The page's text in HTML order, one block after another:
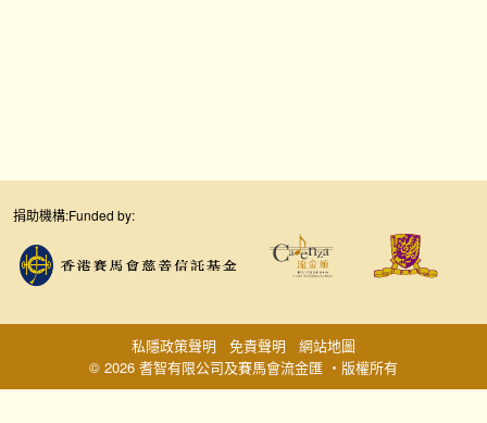
捐助機構:Funded by:
© 2026 耆智有限公司及賽馬會流金匯 ‧版權所有
私隱政策聲明 免責聲明 網站地圖